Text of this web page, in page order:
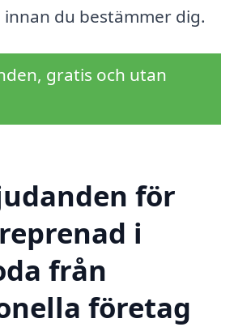
du bestämmer dig.
gratis och utan
för
i
från
företag